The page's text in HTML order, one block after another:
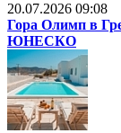
20.07.2026 09:08
Гора Олимп в
ЮНЕСКО